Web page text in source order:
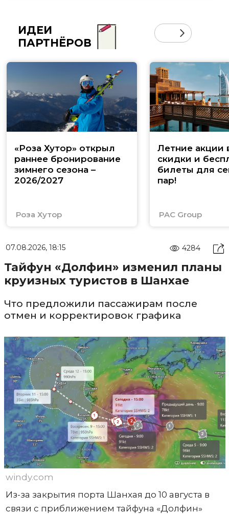
ИДЕИ
ПАРТНЁРОВ
«Роза Хутор» открыл
раннее бронирование
зимнего сезона –
2026/2027
Роза Хутор
Летние акции
скидки и
билеты для
пар!
PAC Group
07.08.2026, 18:15 4284
Тайфун «Долфин» изменил планы
круизных туристов в Шанхае
Что предложили пассажирам после
отмен и корректировок графика
windy.com
Из-за закрытия порта Шанхая до 10 августа в
связи с приближением тайфуна «Долфин»